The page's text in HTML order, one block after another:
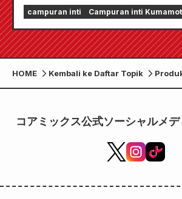
campuran inti Campuran inti
HOME Kembali ke Daftar Topik
dirilis!
コアミックス公式ソーシャルメ